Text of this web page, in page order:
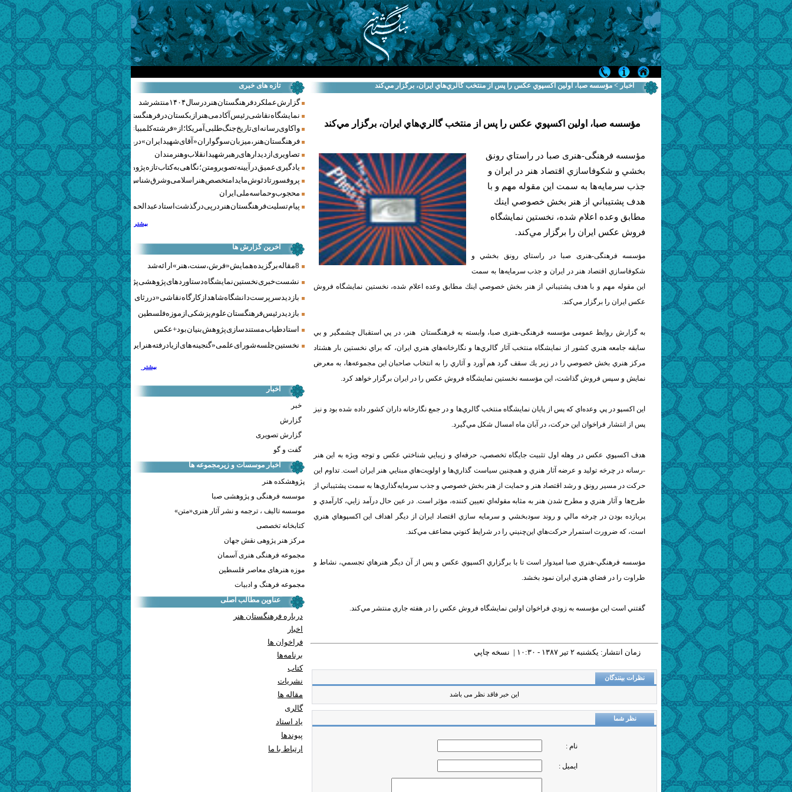
تازه های خبری
گزارش عملکرد فرهنگستان هنر در سال ۱۴۰۴ منتشر شد
نمایشگاه نقاشی رئیس آکادمی هنر ازبکستان در فرهنگستان هنر
واکاوی رسانه‌ای تاریخ جنگ‌طلبی آمریکا؛ از «فرشته کلمبیا» تا پنتاگونیسم هالیوود
فرهنگستان هنر، میزبان سوگواران «آقای شهید ایران» در روزهای وداع شد+ گزارش تصویری
تصاویری از دیدارهای رهبر شهید انقلاب و هنرمندان
یادگیری عمیق در آیینه تصویر و متن؛ نگاهی به کتاب تازه پژوهشکده هنر
پروفسور تادئوش مایدا متخصص هنر اسلامی و شرق‌شناس لهستانی درگذشت
محجوب و حماسه ملی ایران
پیام تسلیت فرهنگستان هنر در پی درگذشت استاد عبدالحمید نقره‌کار
بیشتر
آخرین گزارش ها
8 مقاله برگزیده همایش «فرش، سنت، هنر» ارائه شد
نشست خبری نخستین نمایشگاه دستاوردهای پژوهشی پژوهشگاه‌های هنری
بازدید سرپرست دانشگاه شاهد از کارگاه نقاشی «در رثای سیمرغ تجلی»
بازدید رئیس فرهنگستان علوم پزشکی از موزه فلسطین
استاد طیاب مستندسازی پژوهش‌بنیان بود + عکس
نخستین جلسه شورای علمی «گنجینه‌های ازیادرفته هنر ایران» برگزار شد
بیشتر
اخبار
خبر
گزارش
گزارش تصویری
گفت و گو
اخبار موسسات و زیرمجموعه ها
پژوهشکده هنر
موسسه فرهنگی و پژوهشی صبا
موسسه تالیف ، ترجمه و نشر آثار هنری«متن»
کتابخانه تخصصی
مرکز هنر پژوهی نقش جهان
مجموعه فرهنگی هنری آسمان
موزه هنرهای معاصر فلسطین
مجموعه فرهنگ و ادبیات
عناوین مطالب اصلی
درباره فرهنگستان هنر
اخبار
فراخوان ها
برنامه‌ها
کتاب
نشریات
مقاله ها
گالری
یاد استاد
پيوندها
ارتباط با ما
اخبار > مؤسسه صبا، اولين اكسپوي عكس را پس از منتخب گالري‌هاي ايران، برگزار مي‌كند
مؤسسه صبا، اولين اكسپوي عكس را پس از منتخب گالري‌هاي ايران، برگزار مي‌كند
مؤسسه فرهنگی-هنری صبا در راستاي رونق
بخشي و شكوفاسازي اقتصاد هنر در ايران و
جذب سرمايه‌ها به سمت اين مقوله مهم و با
هدف پشتيباني از هنر بخش خصوصي اينك
مطابق وعده اعلام شده، نخستين نمايشگاه
فروش عكس ايران را برگزار مي‌كند.
مؤسسه فرهنگی-هنری صبا در راستاي رونق بخشي و
شكوفاسازي اقتصاد هنر در ايران و جذب سرمايه‌ها به سمت
اين مقوله مهم و با هدف پشتيباني از هنر بخش خصوصي اينك مطابق وعده اعلام شده، نخستين نمايشگاه فروش
عكس ايران را برگزار مي‌كند.
به گزارش روابط عمومی مؤسسه فرهنگی-هنری صبا، وابسته به فرهنگستان هنر، در پي استقبال چشمگير و بي
سابقه جامعه هنري كشور از نمايشگاه منتخب آثار گالري‌ها و نگارخانه‌هاي هنري ايران، كه براي نخستين بار هشتاد
مركز هنري بخش خصوصي را در زير يك سقف گرد هم آورد و آثاري را به انتخاب صاحبان اين مجموعه‌ها، به معرض
نمايش و سپس فروش گذاشت، اين مؤسسه نخستين نمايشگاه فروش عكس را در ايران برگزار خواهد كرد.
اين اكسپو در پي وعده‌اي كه پس از پايان نمايشگاه منتخب گالري‌ها و در جمع نگارخانه داران كشور داده شده بود و نيز
پس از انتشار فراخوان اين حركت، در آبان ماه امسال شكل مي‌گيرد.
هدف اكسپوي عكس در وهله اول تثبيت جايگاه تخصصي، حرفه‌اي و زيبايي شناختي عكس و توجه ويژه به اين هنر
-رسانه در چرخه توليد و عرضه آثار هنري و همچنين سياست گذاري‌ها و اولويت‌هاي مبنايي هنر ايران است. تداوم اين
حركت در مسير رونق و رشد اقتصاد هنر و حمايت از هنر بخش خصوصي و جذب سرمايه‌گذاري‌ها به سمت پشتيباني از
طرح‌ها و آثار هنري و مطرح شدن هنر به مثابه مقوله‌اي تعيين كننده، مؤثر است. در عين حال درآمد زايي، كارآمدي و
پربازده بودن در چرخه مالي و روند سودبخشي و سرمايه سازي اقتصاد ايران از ديگر اهداف اين اكسپوهاي هنري
است، كه ضرورت استمرار حركت‌هاي اين‌چنيني را در شرايط كنوني مضاعف مي‌كند.
مؤسسه فرهنگي-هنري صبا اميدوار است تا با برگزاري اكسپوي عكس و پس از آن ديگر هنرهاي تجسمي، ‌نشاط و
طراوت را در فضاي هنري ايران نمود بخشد.
گفتني است اين مؤسسه به زودي فراخوان اولين نمايشگاه فروش عكس را در هفته جاري منتشر مي‌كند.
زمان انتشار: يکشنبه ٢ تير ١٣٨٧ - ١٠:٣٠ | نسخه چاپي
نظرات بینندگان
این خبر فاقد نظر می باشد
نظر شما
نام :
ایمیل :